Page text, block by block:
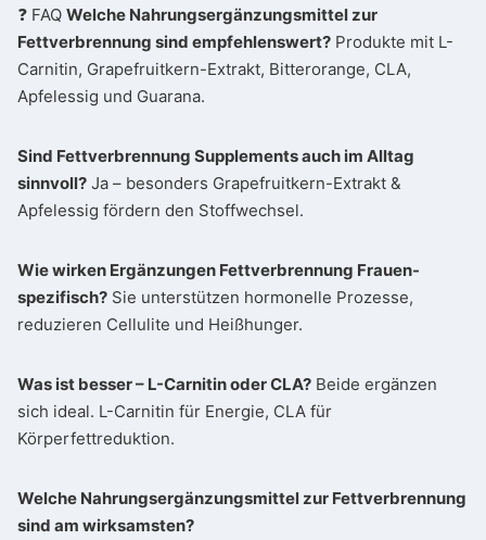
❓ FAQWelche Nahrungsergänzungsmittel zur
Fettverbrennung sind empfehlenswert? Produkte mit L-
Carnitin, Grapefruitkern-Extrakt, Bitterorange, CLA,
Apfelessig und Guarana.
Sind Fettverbrennung Supplements auch im Alltag
sinnvoll? Ja – besonders Grapefruitkern-Extrakt &
Apfelessig fördern den Stoffwechsel.
Wie wirken Ergänzungen Fettverbrennung Frauen-
spezifisch? Sie unterstützen hormonelle Prozesse,
reduzieren Cellulite und Heißhunger.
Was ist besser – L-Carnitin oder CLA? Beide ergänzen
sich ideal. L-Carnitin für Energie, CLA für
Körperfettreduktion.
Welche Nahrungsergänzungsmittel zur Fettverbrennung
sind am wirksamsten?